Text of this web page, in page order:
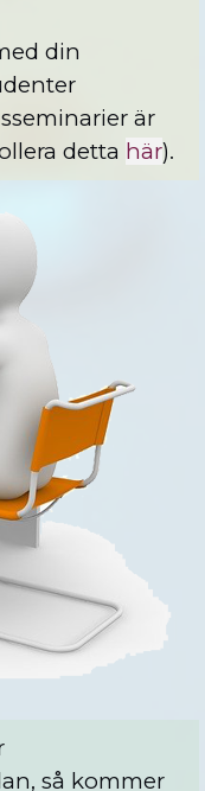
din
är
detta här).
så kommer